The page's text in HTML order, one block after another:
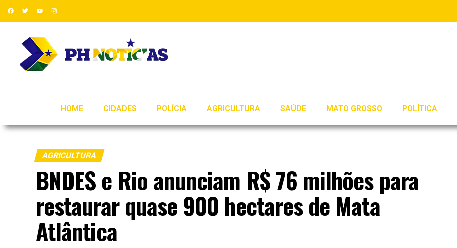
HOME CIDADES POLÍCIA AGRICULTURA SAÚDE MATO GROSSO POLÍTICA
AGRICULTURA
BNDES e Rio anunciam R$ 76 milhões para
restaurar quase 900 hectares de Mata
Atlântica